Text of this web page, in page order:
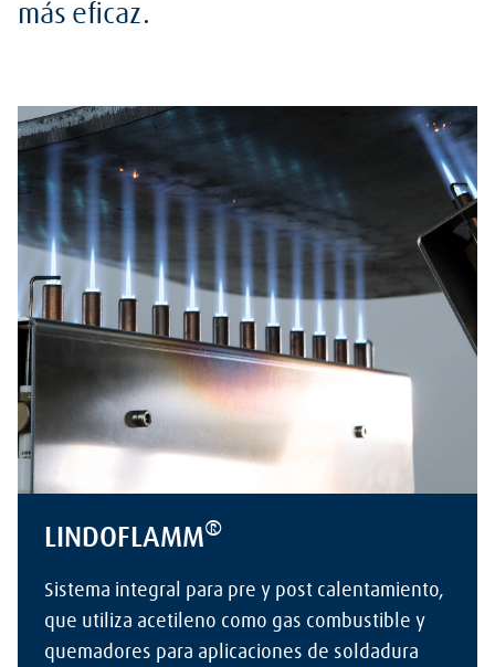
más eficaz.
LINDOFLAMM®
Sistema integral para pre y post calentamiento,
que utiliza acetileno como gas combustible y
quemadores para aplicaciones de soldadura